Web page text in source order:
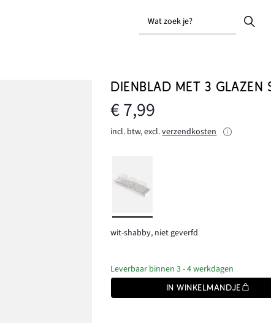
Wat zoek je?
DIENBLAD MET 3 GLAZEN
€ 7,99
incl. btw, excl.verzendkosten
wit-shabby, niet geverfd
Leverbaar binnen 3 - 4 werkdagen
IN WINKELMANDJE